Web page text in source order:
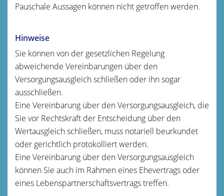
Pauschale Aussagen können nicht getroffen werden.
Hinweise
Sie können von der gesetzlichen Regelung
abweichende Vereinbarungen über den
Versorgungsausgleich schließen oder ihn sogar
ausschließen.
Eine Vereinbarung über den Versorgungsausgleich, die
Sie vor Rechtskraft der Entscheidung über den
Wertausgleich schließen, muss notariell beurkundet
oder gerichtlich protokolliert werden.
Eine Vereinbarung über den Versorgungsausgleich
können Sie auch im Rahmen eines Ehevertrags oder
eines Lebenspartnerschaftsvertrags treffen.